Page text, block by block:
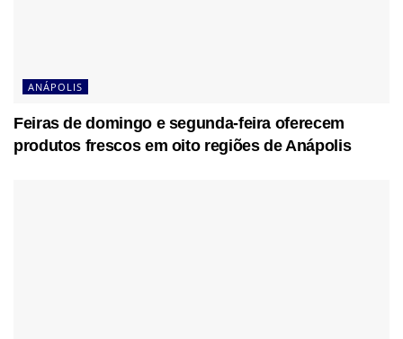
ANÁPOLIS
Feiras de domingo e segunda-feira oferecem
produtos frescos em oito regiões de Anápolis